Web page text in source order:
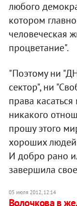
любого
котором
человеческая
процветание".
"Поэтому ни
сектор", ни
права
никакого
прошу этого
хороших людей
И добро рано
завершила
05 июля 2012, 12:14
Волочкова в